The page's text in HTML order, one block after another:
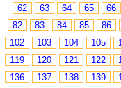
62
63 64 65
66
82
83 84 85
86
102
103 104 105
119
120 121 122
136
137 138 139